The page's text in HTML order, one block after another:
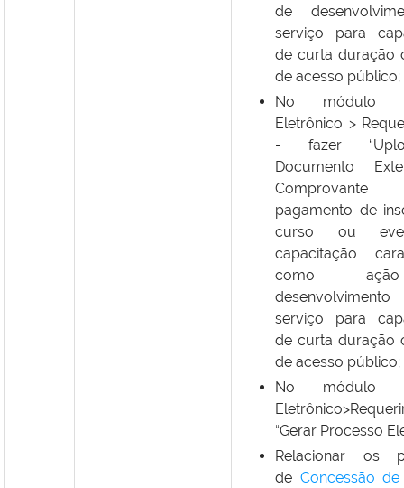
de
serviço para
de curta duração
de acesso público;
No módulo
Eletrônico >
- fazer
Documento
pagamento de
curso ou
capacitação
como
serviço para
de curta duração
de acesso público;
No módulo
“Gerar Processo
Relacionar os
de Concessão